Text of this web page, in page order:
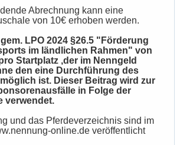
Abrechnung kann eine
von 10€ erhoben werden.
LPO 2024 §26.5 "Förderung
im ländlichen Rahmen" von
Startplatz ,der im Nenngeld
den eine Durchführung des
ist. Dieser Beitrag wird zur
in Folge der
verwendet.
und das Pferdeverzeichnis sind im
online.de veröffentlicht